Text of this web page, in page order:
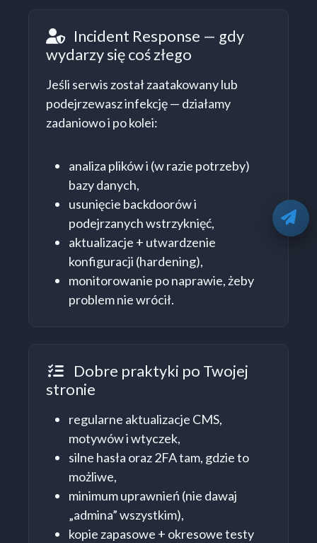
Incident Response
Incident Response — gdy
wydarzy się coś złego
Jeśli serwis został zaatakowany lub
podejrzewasz infekcję — działamy
zadaniowo i po kolei:
analiza plików i (w razie potrzeby)
bazy danych,
usunięcie backdoorów i
podejrzanych wstrzyknięć,
aktualizacje + utwardzenie
konfiguracji (hardening),
monitorowanie po naprawie, żeby
problem nie wrócił.
Dobre praktyki
Dobre praktyki po Twojej
stronie
regularne aktualizacje CMS,
motywów i wtyczek,
silne hasła oraz 2FA tam, gdzie to
możliwe,
minimum uprawnień (nie dawaj
„admina” wszystkim),
kopie zapasowe + okresowe testy